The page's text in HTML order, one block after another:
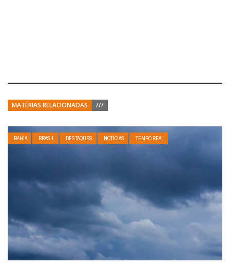
MATÉRIAS RELACIONADAS ///
BAHIA BRASIL DESTAQUES NOTÍCIAS TEMPO REAL